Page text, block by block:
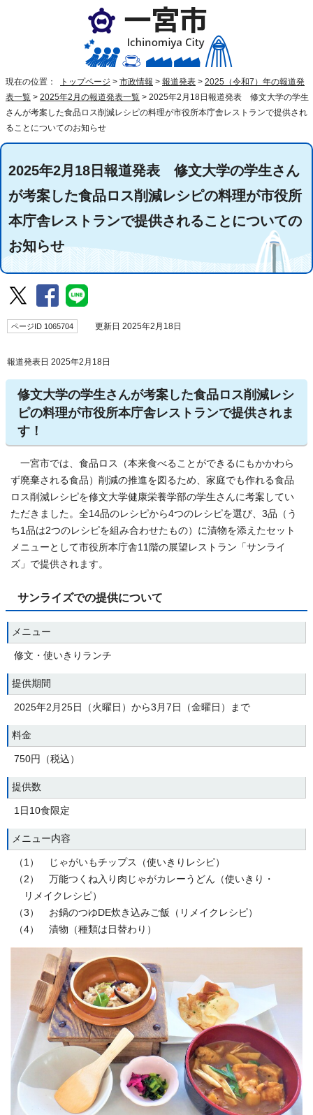
現在の位置： トップページ > 市政情報 > 報道発表 > 2025（令和7）年の報道発
表一覧 > 2025年2月の報道発表一覧 > 2025年2月18日報道発表 修文大学の学生
さんが考案した食品ロス削減レシピの料理が市役所本庁舎レストランで提供され
ることについてのお知らせ
2025年2月18日報道発表 修文大学の学生さん
が考案した食品ロス削減レシピの料理が市役所
本庁舎レストランで提供されることについての
お知らせ
ページID 1065704 更新日 2025年2月18日
報道発表日 2025年2月18日
修文大学の学生さんが考案した食品ロス削減レシ
ピの料理が市役所本庁舎レストランで提供されま
す！
一宮市では、食品ロス（本来食べることができるにもかかわら
ず廃棄される食品）削減の推進を図るため、家庭でも作れる食品
ロス削減レシピを修文大学健康栄養学部の学生さんに考案してい
ただきました。全14品のレシピから4つのレシピを選び、3品（う
ち1品は2つのレシピを組み合わせたもの）に漬物を添えたセット
メニューとして市役所本庁舎11階の展望レストラン「サンライ
ズ」で提供されます。
サンライズでの提供について
メニュー
修文・使いきりランチ
提供期間
2025年2月25日（火曜日）から3月7日（金曜日）まで
料金
750円（税込）
提供数
1日10食限定
メニュー内容
（1） じゃがいもチップス（使いきりレシピ）
（2） 万能つくね入り肉じゃがカレーうどん（使いきり・
リメイクレシピ）
（3） お鍋のつゆDE炊き込みご飯（リメイクレシピ）
（4） 漬物（種類は日替わり）